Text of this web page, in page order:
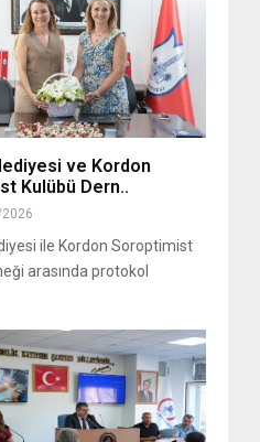
ve Kordon
Kulübü Dern..
ile Kordon Soroptimist
arasında protokol